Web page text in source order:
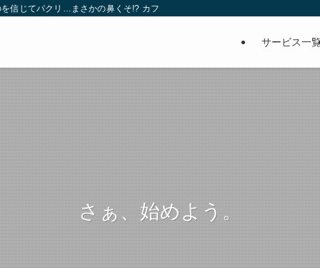
信じてパクリ…まさかの鼻くそ!? カフェでは、心温まる濃厚な話とクスッと
サービス一
さぁ、始めよう。